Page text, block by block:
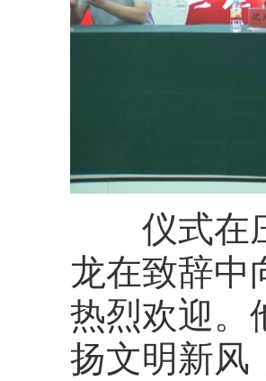
仪式在
龙在致辞中
热烈欢迎。
扬文明新风